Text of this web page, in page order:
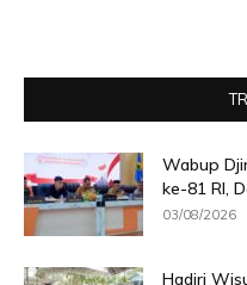
Wabup
ke-81 RI,
03/08/2026
Hadiri